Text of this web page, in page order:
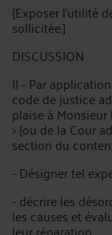
[Exposer l'utilité
sollicitée.]
DISCUSSION
II - Par
code de justice
plaise à
> [ou de la Cour
section du
- Désigner tel
- décrire les
les causes et